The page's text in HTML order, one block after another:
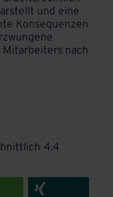
und eine
Konsequenzen
nach
4.4